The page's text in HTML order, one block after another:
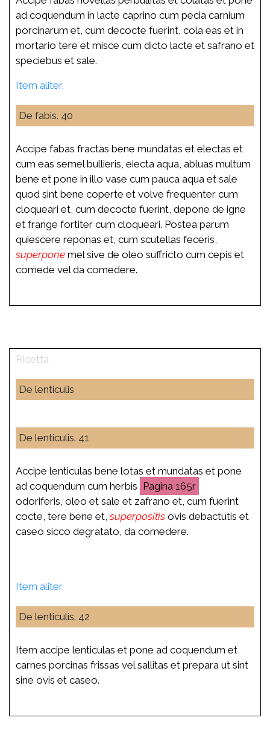
ad coquendum in lacte caprino cum pecia carnium
porcinarum et, cum decocte fuerint, cola eas et in
mortario tere et misce cum dicto lacte et safrano et
speciebus et sale.
Item aliter,
De fabis. 40
Accipe fabas fractas bene mundatas et electas et
cum eas semelbullieris, eiecta aqua, abluas multum
bene et pone in illo vase cum pauca aqua et sale
quod sint bene coperte et volve frequenter cum
cloqueari et, cum decocte fuerint, depone de igne
et frange fortiter cum cloqueari. Postea parum
quiescere reponas et, cum scutellas feceris,
superpone mel sive de oleo suffricto cum cepis et
comede vel da comedere.
De lenticulis
De lenticulis. 41
Accipe lenticulas bene lotas et mundatas et pone
ad coquendum cum herbis
165r
odoriferis, oleo et sale et zafrano et, cum fuerint
cocte, tere bene et,superpositis ovis debactutis et
caseo sicco degratato, da comedere.
Item aliter,
De lenticulis. 42
Item accipe lenticulas et pone ad coquendum et
carnes porcinas frissas vel sallitas et prepara ut sint
sine ovis et caseo.